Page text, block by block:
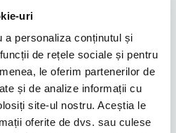
uri
a personaliza conținutul și
de rețele sociale și pentru
le oferim partenerilor de
și de analize informații cu
site-ul nostru. Aceștia le
oferite de dvs. sau culese
milioane lei (50,06 milioane
sunt Adrian Andrici cu 11,72%